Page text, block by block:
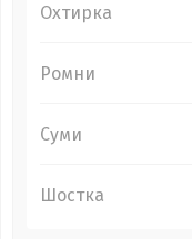
Охтирка
Ромни
Суми
Шостка